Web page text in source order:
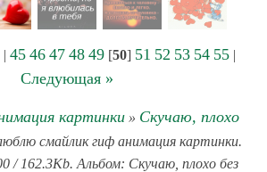
45 46 47 48 49[50] 51 52 53 54 55|
Следующая »
картинки» Скучаю, плохо
смайлик гиф анимация картинки.
/ 162.3Kb. Альбом: Скучаю, плохо без